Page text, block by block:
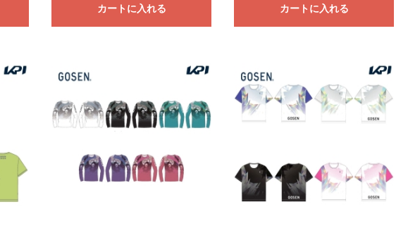
カートに入れる カートに入れる